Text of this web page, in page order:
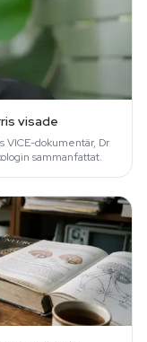
visade
VICE-dokumentär, Dr
sammanfattat.